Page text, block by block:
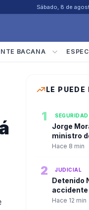
Sábado, 8 de
BACANA
LE PUEDE
1 SEGURIDAD
Jorge
ministro
prometió
Hace 8 min
2 JUDICIAL
Detenido
accidente
Ruta 5 Sur
Hace 12 min